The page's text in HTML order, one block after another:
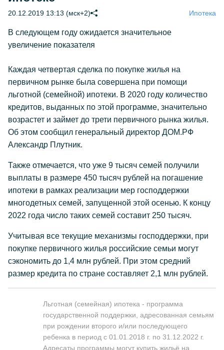
20.12.2019 13:13 (мск+2) Ипотека
В следующем году ожидается значительное
увеличение показателя
Каждая четвертая сделка по покупке жилья на
первичном рынке была совершена при помощи
льготной (семейной) ипотеки. В 2020 году количество
кредитов, выданных по этой программе, значительно
возрастет и займет до трети первичного рынка жилья.
Об этом сообщил генеральный директор ДОМ.РФ
Александр Плутник.
Также отмечается, что уже 9 тысяч семей получили
выплаты в размере 450 тысяч рублей на погашение
ипотеки в рамках реализации мер господдержки
многодетных семей, запущенной этой осенью. К концу
2022 года число таких семей составит 250 тысяч.
Учитывая все текущие механизмы господдержки, при
покупке первичного жилья российские семьи могут
сэкономить до 1,4 млн рублей. При этом средний
размер кредита по стране составляет 2,1 млн рублей.
Льготная (семейная) ипотека - программа
государственной поддержки, адресованная семьям
при рождении второго и/или последующего
ребенка в период с 01.01.2018 г. по 31.12.2022 г.
Адресаты программы могут купить жильё на